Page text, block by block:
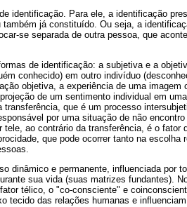
identificação. Para ele, a identificação
já constituído. Ou seja, a
se separada de outra pessoa, que
de identificação: a subjetiva e a
conhecido) em outro indivíduo
objetiva, a experiência de uma imagem
de um sentimento individual em
que é um processo
por uma situação de não
ao contrário da transferência, é o fator
que pode ocorrer tanto na
dinâmico e permanente, influenciada por
sua vida (suas matrizes fundantes).
télico, o "co-consciente" e
tecido das relações humanas e